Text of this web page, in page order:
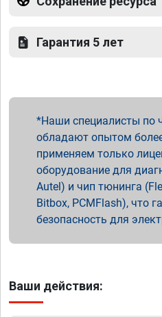
Гарантия 5 лет
Наши специалисты по
обладают опытом
применяем только
оборудование для
Autel) и чип тюнинга
Bitbox, PCMFlash), что
безопасность для
Ваши действия: